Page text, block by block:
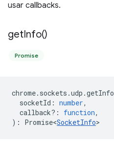
usar callbacks.
getInfo()
Promise
chrome. sockets .udp .getInfo
socketId : number,
callback? : function,
) : Promise<SocketInfo>